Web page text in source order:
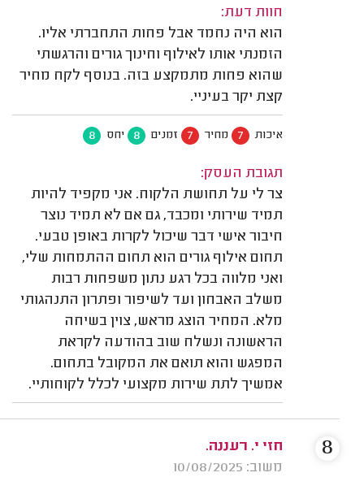
חוות דעת:
הוא היה נחמד אבל פחות התחברתי אליו.
הזמנתי אותו לאילוף וחינוך גורים והרגשתי
שהוא פחות מתמקצע בזה. בנוסף לקח מחיר
קצת יקר בעיניי.
איכות 7 מחיר 7 זמנים 8 יחס 8
תגובת העסק:
צר לי על תחושת הלקוח. אני מקפיד להיות
תמיד שירותי ומכבד, גם אם לא תמיד נוצר
חיבור אישי דבר שיכול לקרות באופן טבעי.
תחום אילוף גורים הוא תחום ההתמחות שלי,
ואני מלווה בכל רגע נתון משפחות רבות
משלב האבחון ועד לשיפור ופתרון התנהגותי
מלא. המחיר הוצג מראש, צוין בשיחה
הראשונה ונשלח שוב בהודעה לקראת
המפגש והוא תואם את המקובל בתחום.
אמשיך לתת שירות מקצועי לכלל לקוחותיי.
חזי י. רעננה.
משוב: 10/08/2025
8